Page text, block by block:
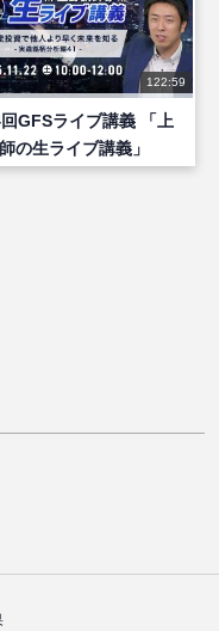
122:59
GFSライブ講義 「上
の生ライブ講義」